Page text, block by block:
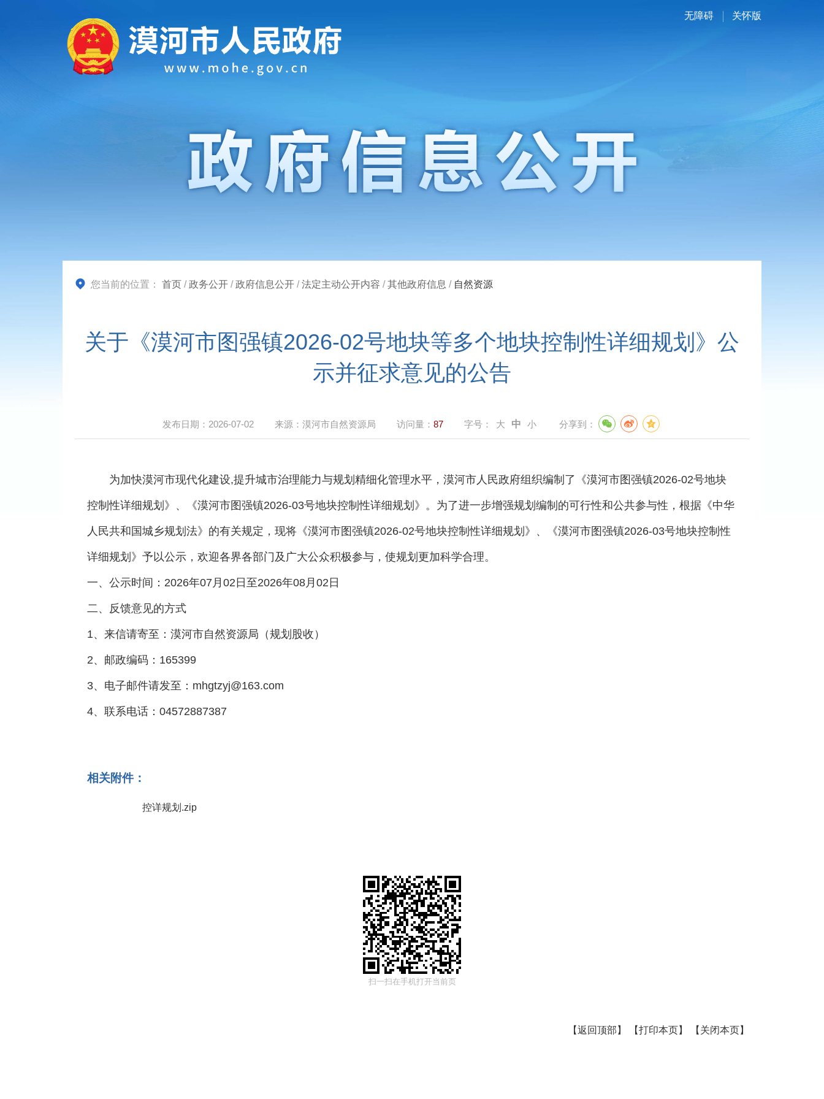
无障碍 关怀版
您当前的位置： 首页 /政务公开 /政府信息公开 /法定主动公开内容 /其他政府信息 / 自然资源
关于《漠河市图强镇2026-02号地块等多个地块控制性详细规划》公
示并征求意见的公告
发布日期： 2026-07-02 来源： 漠河市自然资源局 访问量： 87 字号： 大 中 小 分享到：
为加快漠河市现代化建设,提升城市治理能力与规划精细化管理水平，漠河市人民政府组织编制了《漠河市图强镇2026-02号地块
控制性详细规划》、《漠河市图强镇2026-03号地块控制性详细规划》。为了进一步增强规划编制的可行性和公共参与性，根据《中华
人民共和国城乡规划法》的有关规定，现将《漠河市图强镇2026-02号地块控制性详细规划》、《漠河市图强镇2026-03号地块控制性
详细规划》予以公示，欢迎各界各部门及广大公众积极参与，使规划更加科学合理。
一、公示时间：2026年07月02日至2026年08月02日
二、反馈意见的方式
1、来信请寄至：漠河市自然资源局（规划股收）
2、邮政编码：165399
3、电子邮件请发至：mhgtzyj@163.com
4、联系电话：04572887387
相关附件：
控详规划.zip
扫一扫在手机打开当前页
【返回顶部 】 【打印本页】 【 关闭本页】